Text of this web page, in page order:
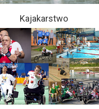
Kajakarstwo